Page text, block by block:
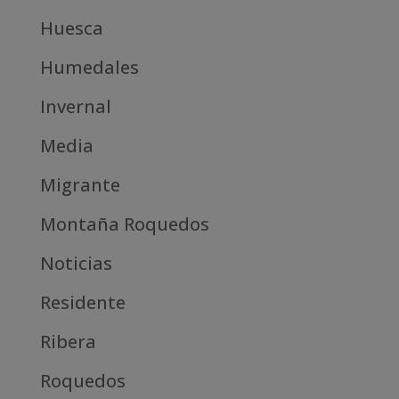
Huesca
Humedales
Invernal
Media
Migrante
Montaña Roquedos
Noticias
Residente
Ribera
Roquedos